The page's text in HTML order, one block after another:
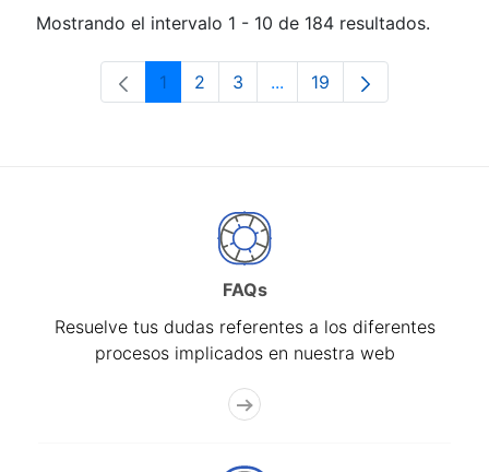
Mostrando el intervalo 1 - 10 de 184 resultados.
Página
1 Página
2 Página
3 ...Páginas intermedias Use
Página
19
FAQs
Resuelve tus dudas referentes a los diferentes
procesos implicados en nuestra web